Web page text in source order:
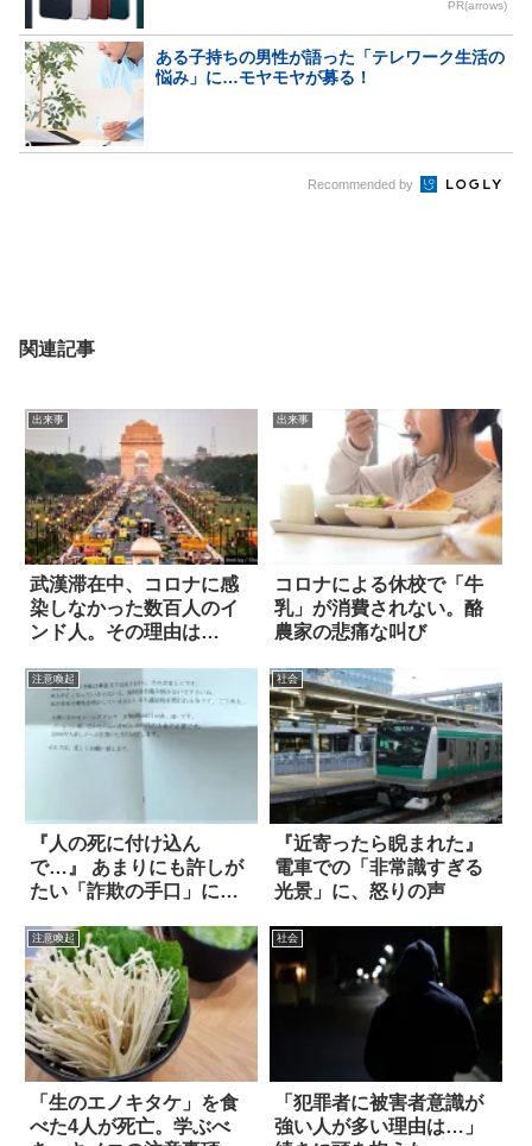
PR(arrows)
ある子持ちの男性が語った「テレワーク生活の
悩み」に…モヤモヤが募る！
Recommended by
関連記事
出来事
武漢滞在中、コロナに感
染しなかった数百人のイ
ンド人。その理由は…
出来事
コロナによる休校で「牛
乳」が消費されない。酪
農家の悲痛な叫び
注意喚起
『人の死に付け込ん
で…』 あまりにも許しが
たい「詐欺の手口」に怒
社会
『近寄ったら睨まれた』
電車での「非常識すぎる
光景」に、怒りの声
注意喚起
「生のエノキタケ」を食
べた4人が死亡。学ぶべ
社会
「犯罪者に被害者意識が
強い人が多い理由は…」